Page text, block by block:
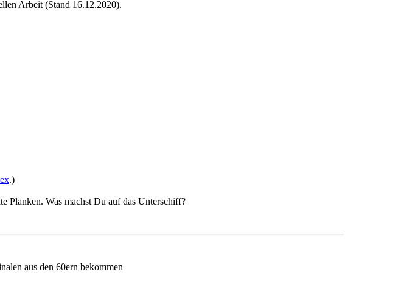
Arbeit (Stand 16.12.2020).
.)
Planken. Was machst Du auf das Unterschiff?
aus den 60ern bekommen